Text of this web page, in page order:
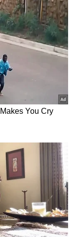
)
ನ್ಯೂಸ್‌ ಫಾಲೋ
News),
ಒಂದೇ
ಅಧಿಕೃತ
ಅಪ್‌ಡೇಟ್